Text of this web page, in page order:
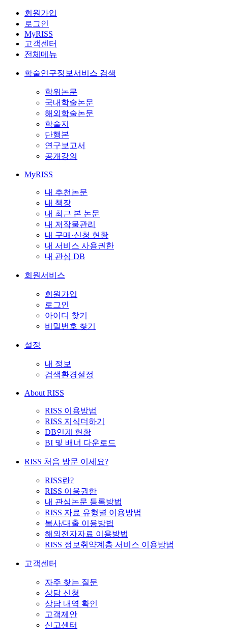
회원가입
로그인
MyRISS
고객센터
전체메뉴
학술연구정보서비스 검색
학위논문
국내학술논문
해외학술논문
학술지
단행본
연구보고서
공개강의
MyRISS
내 추천논문
내 책장
내 최근 본 논문
내 저작물관리
내 구매·신청 현황
내 서비스 사용권한
내 관심 DB
회원서비스
회원가입
로그인
아이디 찾기
비밀번호 찾기
설정
내 정보
검색환경설정
About RISS
RISS 이용방법
RISS 지식더하기
DB연계 현황
BI 및 배너 다운로드
RISS 처음 방문 이세요?
RISS란?
RISS 이용권한
내 관심논문 등록방법
RISS 자료 유형별 이용방법
복사/대출 이용방법
해외전자자료 이용방법
RISS 정보취약계층 서비스 이용방법
고객센터
자주 찾는 질문
상담 신청
상담 내역 확인
고객제안
신고센터